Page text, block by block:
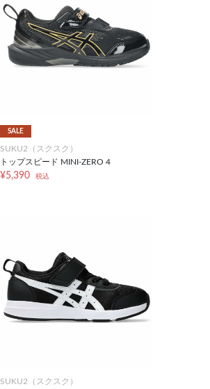
SALE
SUKU2（スクスク）
トップスピード MINI-ZERO 4
¥5,390 税込
SUKU2（スクスク）